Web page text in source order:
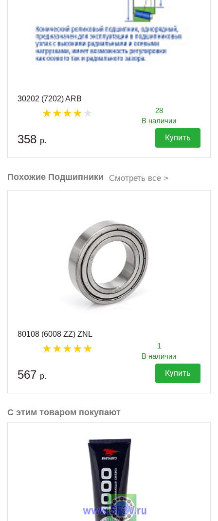
30202 (7202) ARB
28
В наличии
358 р. Купить
Похожие Подшипники Смотреть все >
80108 (6008 ZZ) ZNL
1
В наличии
567 р. Купить
С этим товаром покупают